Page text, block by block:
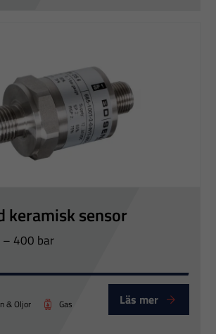
keramisk sensor
400 bar
& Oljor Gas Läs mer